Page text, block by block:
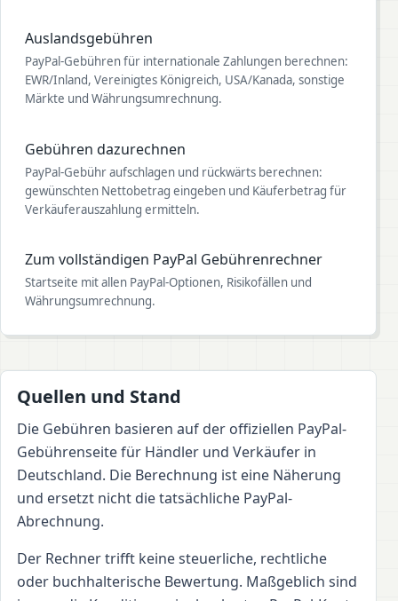
Auslandsgebühren
PayPal-Gebühren für internationale Zahlungen berechnen:
EWR/Inland, Vereinigtes Königreich, USA/Kanada, sonstige
Märkte und Währungsumrechnung.
Gebühren dazurechnen
PayPal-Gebühr aufschlagen und rückwärts berechnen:
gewünschten Nettobetrag eingeben und Käuferbetrag für
Verkäuferauszahlung ermitteln.
Zum vollständigen PayPal Gebührenrechner
Startseite mit allen PayPal-Optionen, Risikofällen und
Währungsumrechnung.
Quellen und Stand
Die Gebühren basieren auf der offiziellen PayPal-
Gebührenseite für Händler und Verkäufer in
Deutschland. Die Berechnung ist eine Näherung
und ersetzt nicht die tatsächliche PayPal-
Abrechnung.
Der Rechner trifft keine steuerliche, rechtliche
oder buchhalterische Bewertung. Maßgeblich sind